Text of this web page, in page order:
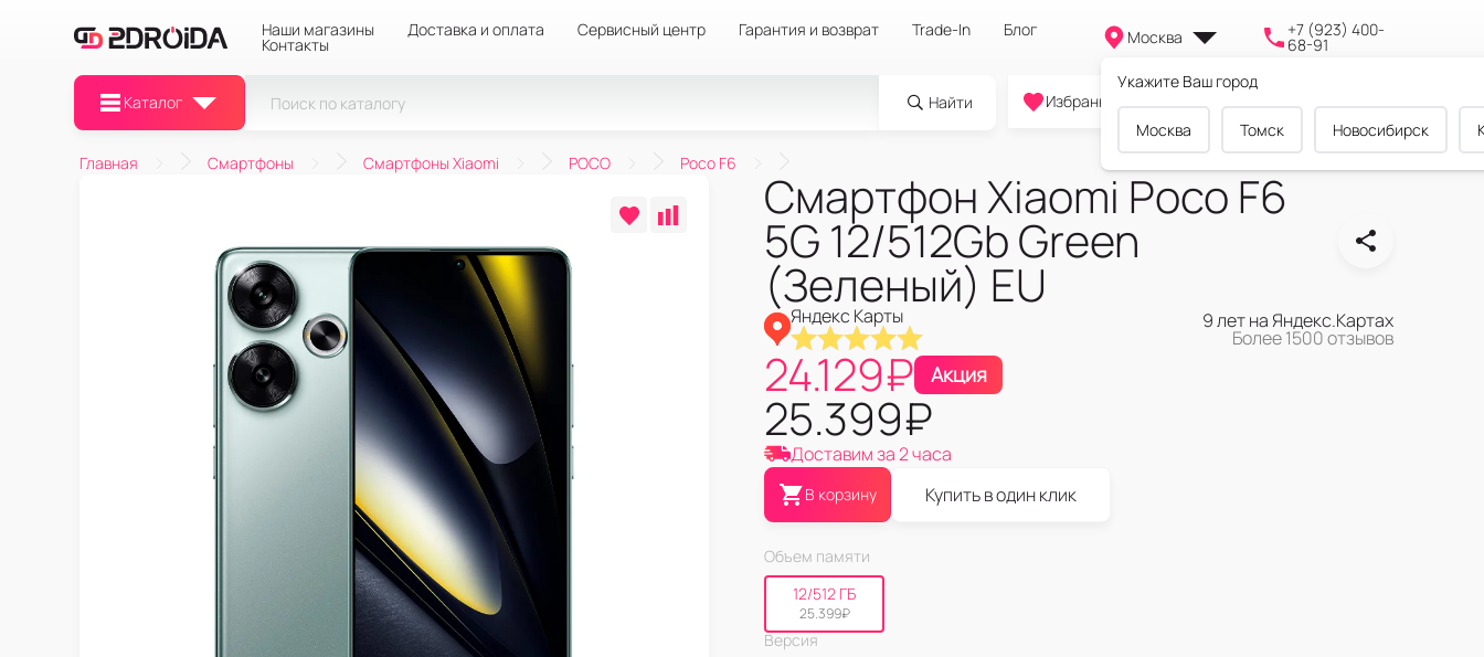
Наши магазины Доставка и оплата Сервисный центр Гарантия и возврат Trade-In Блог
Контакты Москва
Укажите Ваш город
Москва Томск Новосибирск
+7 (923) 400-
68-91
Каталог Найти
0
Избранное Cравнение Корзина
Главная Смартфоны Смартфоны Xiaomi POCO Poco F6
Смартфон Xiaomi Poco F6
5G 12/512Gb Green
(Зеленый) EU
Яндекс Карты 9 лет на Яндекс.Картах
Более 1500 отзывов
24.129₽ Акция
25.399₽
Доставим за 2 часа
В корзину Купить в один клик
Объем памяти
12/512 ГБ
25.399₽
Версия